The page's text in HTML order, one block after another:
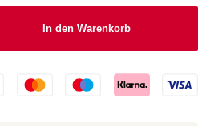
In den Warenkorb